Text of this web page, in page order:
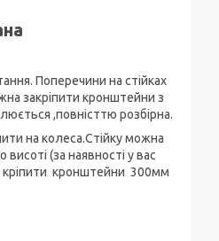
Поперечини на стійках
закріпити кронштейни з
,повністтю розбірна.
на колеса.Стійку можна
(за наявності у вас
кріпити кронштейни 300мм